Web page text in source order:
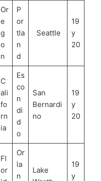
Or
e
g
o
n
P
or
tla
n
d
Seattle
19
y
20
C
ali
fo
rn
ia
Es
co
n
di
d
o
San
Bernardi
no
19
y
20
Fl
or
Or
la
n
Lake
19
y